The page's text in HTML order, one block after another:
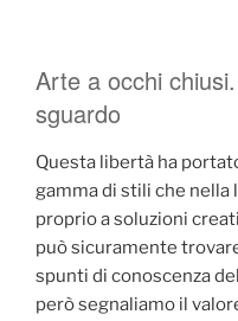
Arte a occhi
sguardo
Questa libertà ha
gamma di stili che nella
proprio a soluzioni
può sicuramente
spunti di conoscenza
però segnaliamo il